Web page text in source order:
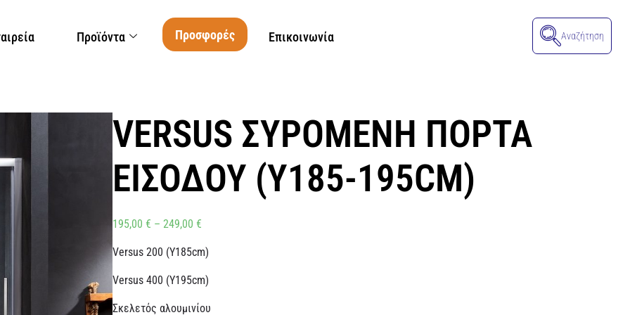
Προϊόντα Προσφορές Επικοινωνία Αναζήτηση
VERSUS ΣΥΡΟΜΕΝΗ ΠΟΡΤΑ
ΕΙΣΟΔΟΥ (Y185-195CM)
195,00€ – 249,00€
Versus 200 (Y185cm)
Versus 400 (Y195cm)
Σκελετός αλουμινίου